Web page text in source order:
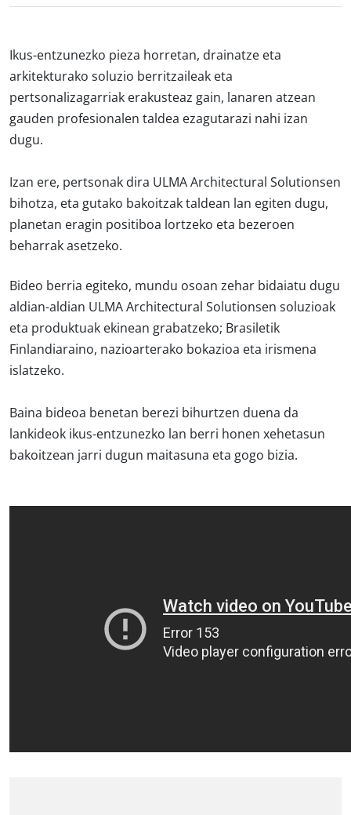
Ikus-entzunezko pieza horretan, drainatze eta
arkitekturako soluzio berritzaileak eta
pertsonalizagarriak erakusteaz gain, lanaren atzean
gauden profesionalen taldea ezagutarazi nahi izan
dugu.
Izan ere, pertsonak dira ULMA Architectural Solutionsen
bihotza, eta gutako bakoitzak taldean lan egiten dugu,
planetan eragin positiboa lortzeko eta bezeroen
beharrak asetzeko.
Bideo berria egiteko, mundu osoan zehar bidaiatu dugu
aldian-aldian ULMA Architectural Solutionsen soluzioak
eta produktuak ekinean grabatzeko; Brasiletik
Finlandiaraino, nazioarterako bokazioa eta irismena
islatzeko.
Baina bideoa benetan berezi bihurtzen duena da
lankideok ikus-entzunezko lan berri honen xehetasun
bakoitzean jarri dugun maitasuna eta gogo bizia.